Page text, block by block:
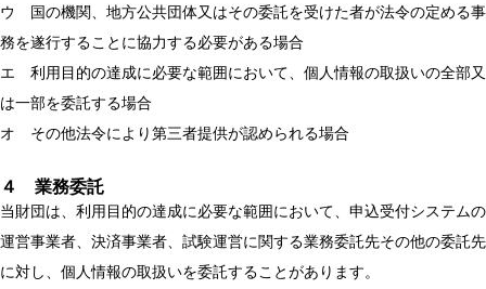
ウ 国の機関、地方公共団体又はその委託を受けた者が法令の定める事
務を遂行することに協力する必要がある場合
エ 利用目的の達成に必要な範囲において、個人情報の取扱いの全部又
は一部を委託する場合
オ その他法令により第三者提供が認められる場合
４ 業務委託
当財団は、利用目的の達成に必要な範囲において、申込受付システムの
運営事業者、決済事業者、試験運営に関する業務委託先その他の委託先
に対し、個人情報の取扱いを委託することがあります。